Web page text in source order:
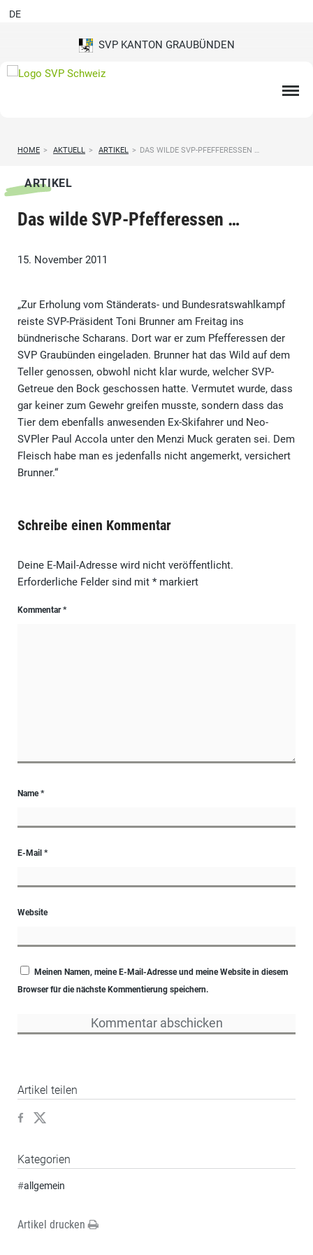
SVP KANTON GRAUBÜNDEN
DE
HOME > AKTUELL > ARTIKEL > DAS WILDE SVP-PFEFFERESSEN …
ARTIKEL
Das wilde SVP-Pfefferessen …
15. November 2011
„Zur Erholung vom Ständerats- und Bundesratswahlkampf
reiste SVP-Präsident Toni Brunner am Freitag ins
bündnerische Scharans. Dort war er zum Pfefferessen der
SVP Graubünden eingeladen. Brunner hat das Wild auf dem
Teller genossen, obwohl nicht klar wurde, welcher SVP-
Getreue den Bock geschossen hatte. Vermutet wurde, dass
gar keiner zum Gewehr greifen musste, sondern dass das
Tier dem ebenfalls anwesenden Ex-Skifahrer und Neo-
SVPler Paul Accola unter den Menzi Muck geraten sei. Dem
Fleisch habe man es jedenfalls nicht angemerkt, versichert
Brunner.“
Schreibe einen Kommentar
Deine E-Mail-Adresse wird nicht veröffentlicht.
Erforderliche Felder sind mit *markiert
Kommentar*
Name*
E-Mail *
Website
Meinen Namen, meine E-Mail-Adresse und meine Website in diesem
Browser für die nächste Kommentierung speichern.
Artikel teilen
Kategorien
#allgemein
Artikel drucken